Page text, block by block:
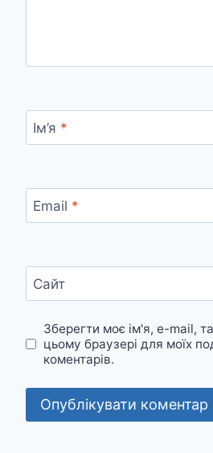
Ім’я *
Email *
Сайт
Зберегти моє ім'я, e-mail,
цьому браузері для моїх
коментарів.